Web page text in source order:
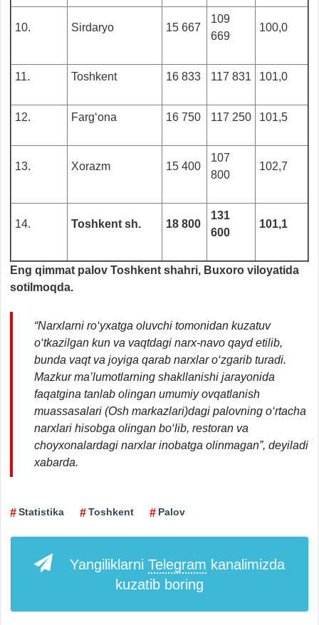
10. Sirdaryo 15 667
109
669
100,0
11. Toshkent 16 833 117 831 101,0
12. Farg‘ona 16 750 117 250 101,5
13. Xorazm 15 400
107
800
102,7
14. Toshkent sh. 18 800
131
600
101,1
Eng qimmat palov Toshkent shahri, Buxoro viloyatida
sotilmoqda.
“Narxlarni ro‘yxatga oluvchi tomonidan kuzatuv
o‘tkazilgan kun va vaqtdagi narx-navo qayd etilib,
bunda vaqt va joyiga qarab narxlar o‘zgarib turadi.
Mazkur ma’lumotlarning shakllanishi jarayonida
faqatgina tanlab olingan umumiy ovqatlanish
muassasalari (Osh markazlari)dagi palovning o‘rtacha
narxlari hisobga olingan bo‘lib, restoran va
choyxonalardagi narxlar inobatga olinmagan”, deyiladi
xabarda.
Statistika Toshkent Palov
Yangiliklarni Telegram kanalimizda
kuzatib boring